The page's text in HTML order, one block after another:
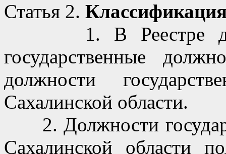
Статья 2.
1. В Реестре
государственные
должности
Сахалинской области.
2. Должности
Сахалинской области